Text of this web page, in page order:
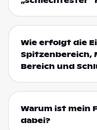
Wie erfolgt die
Spitzenbereich,
Bereich und
Warum ist mein
dabei?